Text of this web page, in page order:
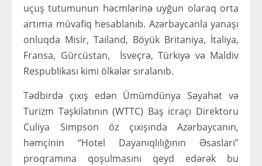
uçuş tutumunun həcmlərinə uyğun olaraq orta
artıma müvafiq hesablanıb. Azərbaycanla yanaşı
onluqda Misir, Tailand, Böyük Britaniya, İtaliya,
Fransa, Gürcüstan, İsveçrə, Türkiyə və Maldiv
Respublikası kimi ölkələr sıralanıb.
Tədbirdə çıxış edən Ümümdünya Səyahət və
Turizm Təşkilatının (WTTC) Baş icraçı Direktoru
Culiya Simpson öz çıxışında Azərbaycanın,
həmçinin “Hotel Dayanıqlılığının Əsasları”
proqramına qoşulmasını qeyd edərək bu